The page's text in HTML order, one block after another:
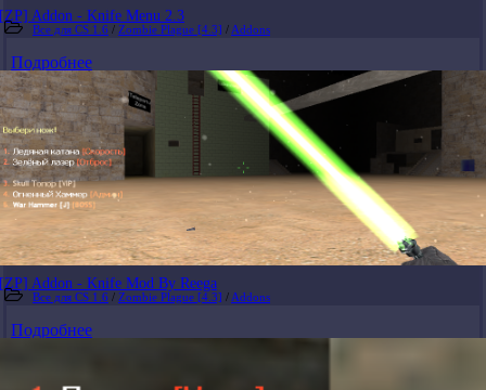
[ZP] Addon - Knife Menu 2.3
Все для CS 1.6 / Zombie Plague [4.3] / Addons
Подробнее
[ZP] Addon - Knife Mod By Reega
Все для CS 1.6 / Zombie Plague [4.3] / Addons
Подробнее